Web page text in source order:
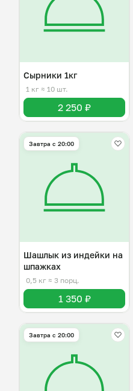
Сырники 1кг
1 кг ≈ 10 шт.
2 250 ₽
Завтра c 20:00
Шашлык из индейки на
шпажках
0,5 кг ≈ 3 порц.
1 350 ₽
Завтра c 20:00